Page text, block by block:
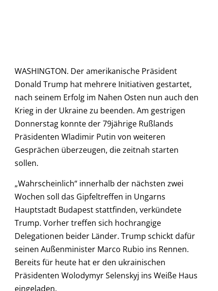
WASHINGTON. Der amerikanische Präsident
Donald Trump hat mehrere Initiativen gestartet,
nach seinem Erfolg im Nahen Osten nun auch den
Krieg in der Ukraine zu beenden. Am gestrigen
Donnerstag konnte der 79jährige Rußlands
Präsidenten Wladimir Putin von weiteren
Gesprächen überzeugen, die zeitnah starten
sollen.
„Wahrscheinlich“ innerhalb der nächsten zwei
Wochen soll das Gipfeltreffen in Ungarns
Hauptstadt Budapest stattfinden, verkündete
Trump. Vorher treffen sich hochrangige
Delegationen beider Länder. Trump schickt dafür
seinen Außenminister Marco Rubio ins Rennen.
Bereits für heute hat er den ukrainischen
Präsidenten Wolodymyr Selenskyj ins Weiße Haus
eingeladen.